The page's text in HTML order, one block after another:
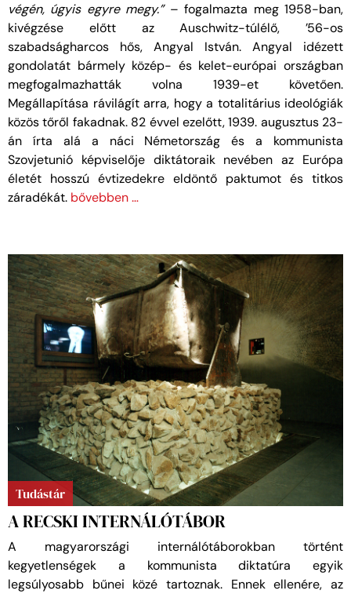
végén, úgyis egyre megy.”– fogalmazta meg 1958-ban,
kivégzése előtt az Auschwitz-túlélő, ’56-os
szabadságharcos hős, Angyal István. Angyal idézett
gondolatát bármely közép- és kelet-európai országban
megfogalmazhatták volna 1939-et követően.
Megállapítása rávilágít arra, hogy a totalitárius ideológiák
közös tőről fakadnak. 82 évvel ezelőtt, 1939. augusztus 23-
án írta alá a náci Németország és a kommunista
Szovjetunió képviselője diktátoraik nevében az Európa
életét hosszú évtizedekre eldöntő paktumot és titkos
záradékát. bővebben …
Tudástár
A RECSKI INTERNÁLÓTÁBOR
A magyarországi internálótáborokban történt
kegyetlenségek a kommunista diktatúra egyik
legsúlyosabb bűnei közé tartoznak. Ennek ellenére, az